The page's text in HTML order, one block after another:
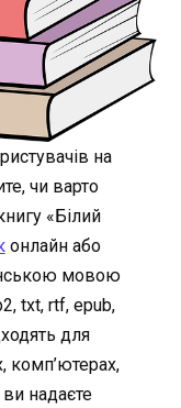
на
чи варто
«Білий
онлайн або
мовою
txt, rtf, epub,
для
комп’ютерах,
надаєте